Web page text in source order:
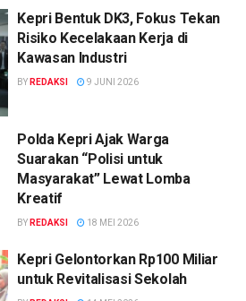
Kepri Bentuk DK3, Fokus Tekan
Risiko Kecelakaan Kerja di
Kawasan Industri
BY REDAKSI 9 JUNI 2026
Polda Kepri Ajak Warga
Suarakan “Polisi untuk
Masyarakat” Lewat Lomba
Kreatif
BY REDAKSI 18 MEI 2026
Kepri Gelontorkan Rp100 Miliar
untuk Revitalisasi Sekolah